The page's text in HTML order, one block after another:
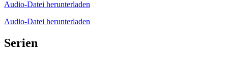
Audio-Datei herunterladen
Audio-Datei herunterladen
Serien